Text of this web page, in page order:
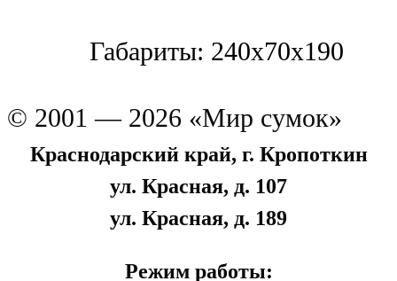
Габариты: 240x70x190
© 2001 — 2026 «Мир сумок»
Краснодарский край, г. Кропоткин
ул. Красная, д. 107
ул. Красная, д. 189
Режим работы: